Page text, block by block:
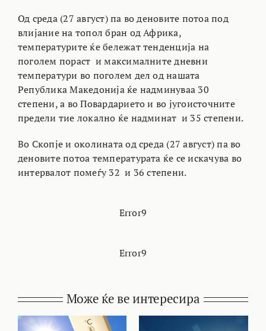
Од среда (27 август) па во деновите потоа под
влијание на топол бран од Африка,
температурите ќе бележат тенденција на
поголем пораст и максималните дневни
температури во поголем дел од нашата
Република Македонија ќе надминуваа 30
степени, а во Повардарието и во југоисточните
предели тие локално ќе надминат и 35 степени.
Во Скопје и околината од среда (27 август) па во
деновите потоа температурата ќе се искачува во
интервалот помеѓу 32 и 36 степени.
Error9
Error9
Може ќе ве интересира